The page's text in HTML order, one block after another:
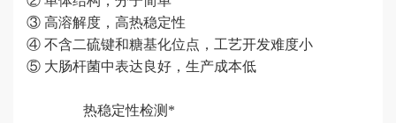
化
改
造
服
③ 高溶解度，高热稳定性
④ 不含二硫键和糖基化位点，工艺开发难度小
⑤ 大肠杆菌中表达良好，生产成本低
热稳定性检测*